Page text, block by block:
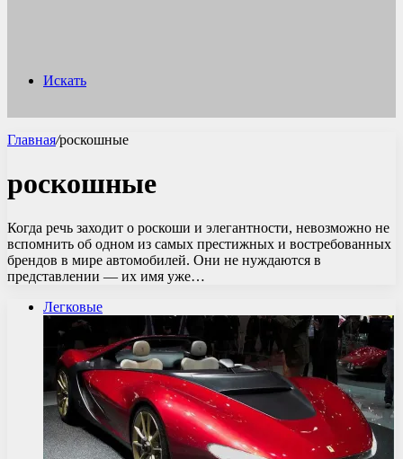
Искать
Главная/роскошные
роскошные
Когда речь заходит о роскоши и элегантности, невозможно не
вспомнить об одном из самых престижных и востребованных
брендов в мире автомобилей. Они не нуждаются в
представлении — их имя уже…
Легковые